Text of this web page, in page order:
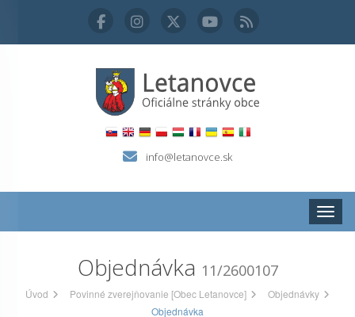
info@letanovce.sk
Objednávka 11/2600107
Úvod Povinné zverejňovanie [Obec Letanovce]
Objednávky
Objednávka